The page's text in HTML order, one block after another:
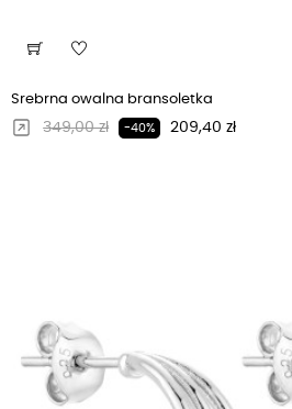
Srebrna owalna bransoletka
Regularna cena
349,00 zł -40% Cena
209,40 zł